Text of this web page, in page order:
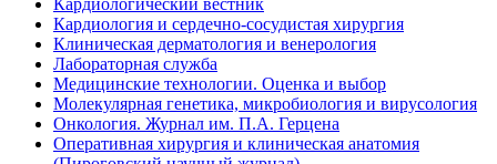
Кардиологический вестник
Кардиология и сердечно-сосудистая хирургия
Клиническая дерматология и венерология
Лабораторная служба
Медицинские технологии. Оценка и выбор
Молекулярная генетика, микробиология и вирусология
Онкология. Журнал им. П.А. Герцена
Оперативная хирургия и клиническая анатомия